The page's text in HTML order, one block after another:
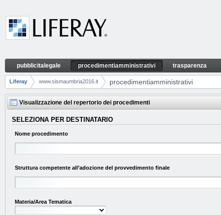
procedimentiamministrativi
Navigation
pubblicitalegale procedimentiamministrativi trasparenza
Breadcrumbs
Liferay www.sismaumbria2016.it procedimentiamministrativi
Visualizzazione del repertorio dei procedimenti
SELEZIONA PER DESTINATARIO
Nome procedimento
Struttura competente all’adozione del provvedimento finale
Materia/Area Tematica